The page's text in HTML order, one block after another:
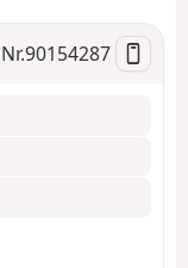
Nr.90154287